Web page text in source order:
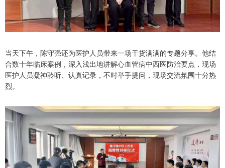
当天下午，陈守强还为医护人员带来一场干货满满的专题分享。他结
合数十年临床案例，深入浅出地讲解心血管病中西医防治要点，现场
医护人员凝神聆听、认真记录，不时举手提问，现场交流氛围十分热
烈。